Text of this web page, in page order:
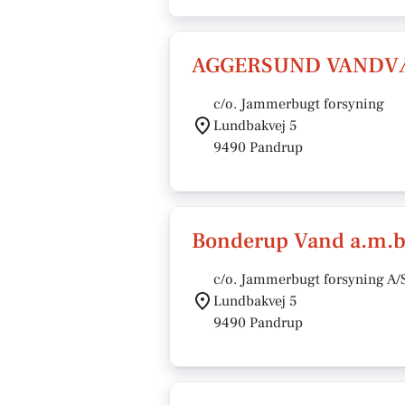
AGGERSUND
c/o. Jammerbugt forsyning
Lundbakvej 5
9490 Pandrup
Bonderup Vand
c/o. Jammerbugt forsyning A/
Lundbakvej 5
9490 Pandrup